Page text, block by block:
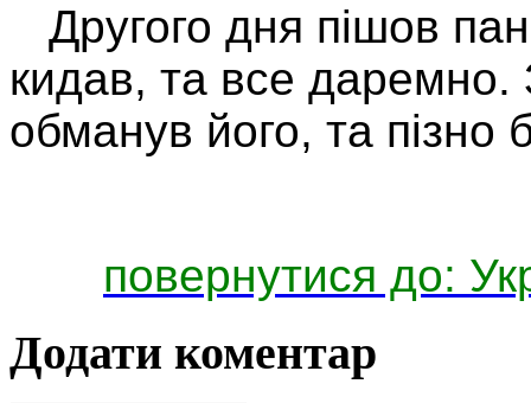
Другого дня пішов
кидав, та все даремно.
обманув його, та пізно
повернутися до:
Додати коментар